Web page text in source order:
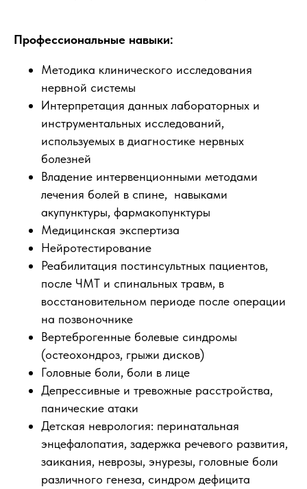
Профессиональные навыки:
Методика клинического исследования
нервной системы
Интерпретация данных лабораторных и
инструментальных исследований,
используемых в диагностике нервных
болезней
Владение интервенционными методами
лечения болей в спине, навыками
акупунктуры, фармакопунктуры
Медицинская экспертиза
Нейротестирование
Реабилитация постинсультных пациентов,
после ЧМТ и спинальных травм, в
восстановительном периоде после операции
на позвоночнике
Вертеброгенные болевые синдромы
(остеохондроз, грыжи дисков)
Головные боли, боли в лице
Депрессивные и тревожные расстройства,
панические атаки
Детская неврология: перинатальная
энцефалопатия, задержка речевого развития,
заикания, неврозы, энурезы, головные боли
различного генеза, синдром дефицита